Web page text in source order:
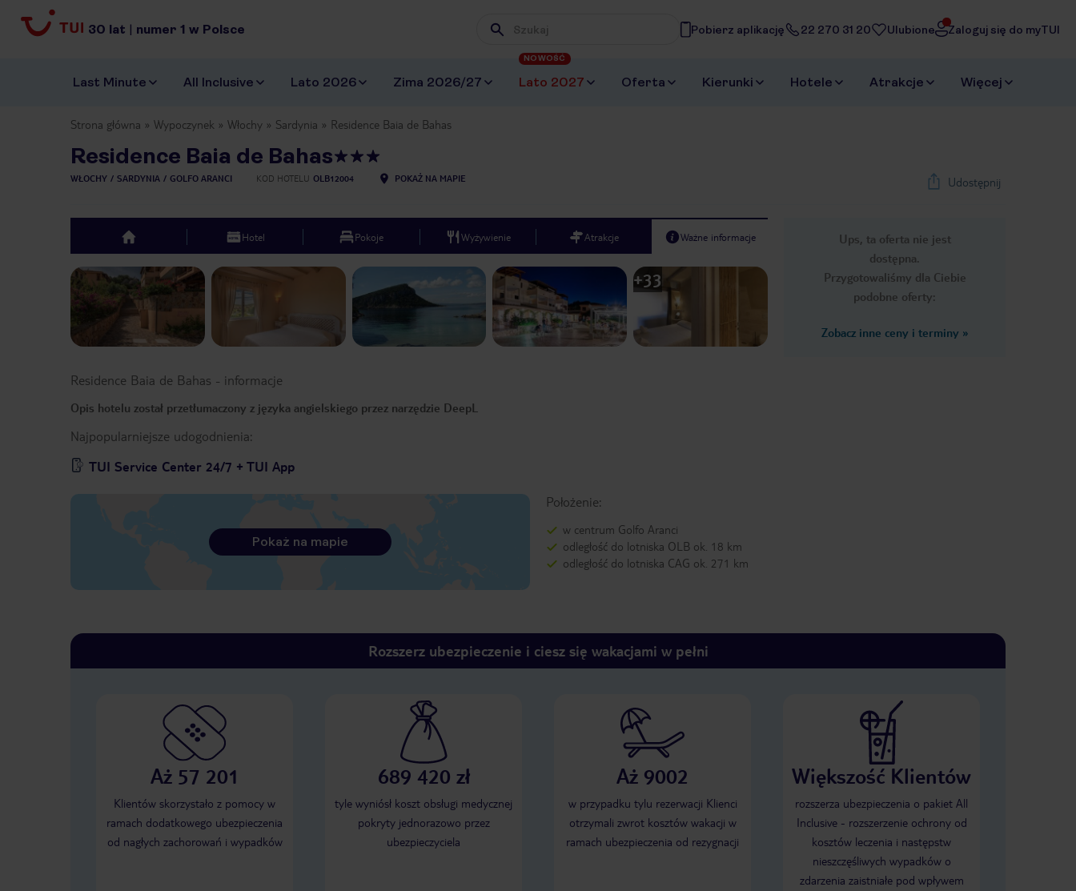
30 lat | numer 1 w Polsce Wpisz frazę, której szukasz
Pobierz aplikację 22 270 31 20 Ulubione Zaloguj się do myTUI
Last Minute All Inclusive Lato 2026 Zima 2026/27 Lato 2027
NOWOŚĆ
Oferta Kierunki Hotele Atrakcje Więcej
Strona główna Wypoczynek Włochy Sardynia Residence Baia de Bahas
Residence Baia de Bahas
WŁOCHY SARDYNIA GOLFO ARANCI KOD HOTELU OLB12004 POKAŻ NA MAPIE Udostępnij
Ups, ta oferta nie jest
dostępna.
Przygotowaliśmy dla Ciebie
podobne oferty:
Zobacz inne ceny i terminy »
top Hotel Pokoje Wyżywienie Atrakcje Ważne informacje
Previous slide Next slide
1 /39
+33
Residence Baia de Bahas - informacje
Opis hotelu został przetłumaczony z języka angielskiego przez narzędzie DeepL
Najpopularniejsze udogodnienia:
TUI Service Center 24/7 + TUI App
Położenie:
w centrum Golfo Aranci
odległość do lotniska OLB ok. 18 km
odległość do lotniska CAG ok. 271 km
Pokaż na mapie
Rozszerz ubezpieczenie i ciesz się wakacjami w pełni
Aż 57 201
Klientów skorzystało z pomocy w
ramach dodatkowego ubezpieczenia
od nagłych zachorowań i wypadków
689 420 zł
tyle wyniósł koszt obsługi medycznej
pokryty jednorazowo przez
ubezpieczyciela
Aż 9002
w przypadku tylu rezerwacji Klienci
otrzymali zwrot kosztów wakacji w
ramach ubezpieczenia od rezygnacji
Większość Klientów
rozszerza ubezpieczenia o pakiet All
Inclusive - rozszerzenie ochrony od
kosztów leczenia i następstw
nieszczęśliwych wypadków o
zdarzenia zaistniałe pod wpływem